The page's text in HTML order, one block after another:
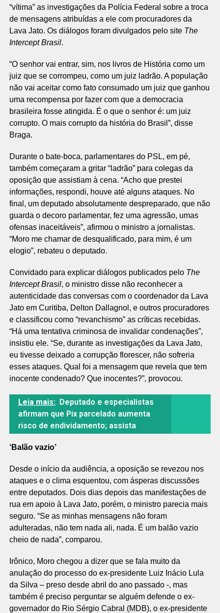
“vítima” as investigações da Polícia Federal sobre a troca
de mensagens atribuídas a ele com procuradores da
Lava Jato. Os diálogos foram divulgados pelo site The
Intercept Brasil.
“O senhor vai entrar, sim, nos livros de História como um
juiz que se corrompeu, como um juiz ladrão. A população
não vai aceitar como fato consumado um juiz que ganhou
uma recompensa por fazer com que a democracia
brasileira fosse atingida. É o que o senhor é: um juiz
corrupto. O mais corrupto da história do Brasil”, disse
Braga.
Durante o bate-boca, parlamentares do PSL, em pé,
também começaram a gritar “ladrão” para colegas da
oposição que assistiam à cena. “Acho que prestei
informações, respondi, houve até alguns ataques. No
final, um deputado absolutamente despreparado, que não
guarda o decoro parlamentar, fez uma agressão, umas
ofensas inaceitáveis”, afirmou o ministro a jornalistas.
“Moro me chamar de desqualificado, para mim, é um
elogio”, rebateu o deputado.
Convidado para explicar diálogos publicados pelo The
Intercept Brasil, o ministro disse não reconhecer a
autenticidade das conversas com o coordenador da Lava
Jato em Curitiba, Delton Dallagnol, e outros procuradores
e classificou como “revanchismo” as críticas recebidas.
“Há uma tentativa criminosa de invalidar condenações”,
insistiu ele. “Se, durante as investigações da Lava Jato,
eu tivesse deixado a corrupção florescer, não sofreria
esses ataques. Qual foi a mensagem que revela que tem
inocente condenado? Que inocentes?”, provocou.
Leia mais: Deputado e especialistas
afirmam que Pix parcelado aumenta
risco de endividamento; assista
‘Balão vazio’
Desde o início da audiência, a oposição se revezou nos
ataques e o clima esquentou, com ásperas discussões
entre deputados. Dois dias depois das manifestações de
rua em apoio à Lava Jato, porém, o ministro parecia mais
seguro. “Se as minhas mensagens não foram
adulteradas, não tem nada ali, nada. É um balão vazio
cheio de nada”, comparou.
Irônico, Moro chegou a dizer que se fala muito da
anulação do processo do ex-presidente Luiz Inácio Lula
da Silva – preso desde abril do ano passado -, mas
também é preciso perguntar se alguém defende o ex-
governador do Rio Sérgio Cabral (MDB), o ex-presidente